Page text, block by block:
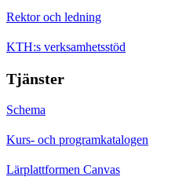
Rektor och ledning
KTH:s verksamhetsstöd
Tjänster
Schema
Kurs- och programkatalogen
Lärplattformen Canvas